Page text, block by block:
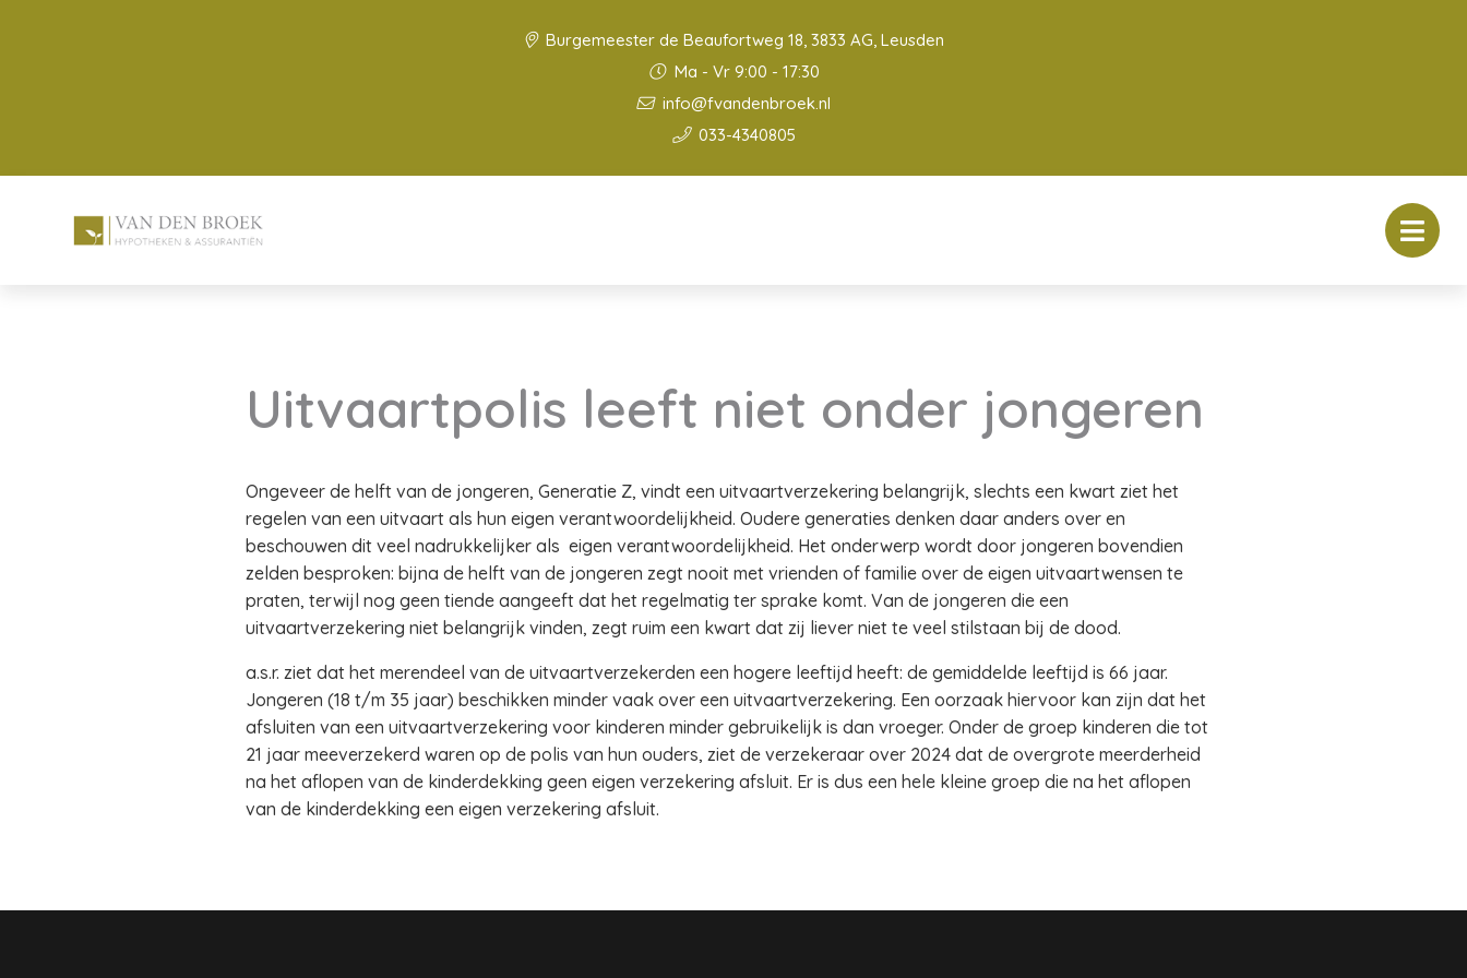
Burgemeester de Beaufortweg 18, 3833 AG, Leusden
Ma - Vr 9:00 - 17:30
info@fvandenbroek.nl
033-4340805
Uitvaartpolis leeft niet onder jongeren
Ongeveer de helft van de jongeren, Generatie Z, vindt een uitvaartverzekering belangrijk, slechts een kwart ziet het
regelen van een uitvaart als hun eigen verantwoordelijkheid. Oudere generaties denken daar anders over en
beschouwen dit veel nadrukkelijker als eigen verantwoordelijkheid. Het onderwerp wordt door jongeren bovendien
zelden besproken: bijna de helft van de jongeren zegt nooit met vrienden of familie over de eigen uitvaartwensen te
praten, terwijl nog geen tiende aangeeft dat het regelmatig ter sprake komt. Van de jongeren die een
uitvaartverzekering niet belangrijk vinden, zegt ruim een kwart dat zij liever niet te veel stilstaan bij de dood.
a.s.r. ziet dat het merendeel van de uitvaartverzekerden een hogere leeftijd heeft: de gemiddelde leeftijd is 66 jaar.
Jongeren (18 t/m 35 jaar) beschikken minder vaak over een uitvaartverzekering. Een oorzaak hiervoor kan zijn dat het
afsluiten van een uitvaartverzekering voor kinderen minder gebruikelijk is dan vroeger. Onder de groep kinderen die tot
21 jaar meeverzekerd waren op de polis van hun ouders, ziet de verzekeraar over 2024 dat de overgrote meerderheid
na het aflopen van de kinderdekking geen eigen verzekering afsluit. Er is dus een hele kleine groep die na het aflopen
van de kinderdekking een eigen verzekering afsluit.